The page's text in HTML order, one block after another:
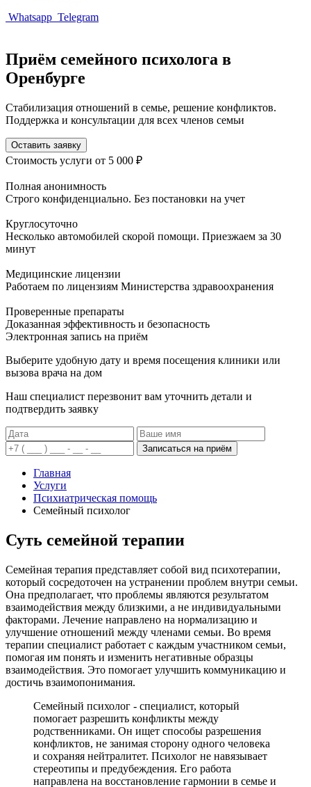
Whatsapp Telegram
Приём семейного психолога в
Оренбурге
Стабилизация отношений в семье, решение конфликтов.
Поддержка и консультации для всех членов семьи
Оставить заявку
Стоимость услуги от 5 000 ₽
Полная анонимность
Строго конфиденциально. Без постановки на учет
Круглосуточно
Несколько автомобилей скорой помощи. Приезжаем за 30
минут
Медицинские лицензии
Работаем по лицензиям Министерства здравоохранения
Проверенные препараты
Доказанная эффективность и безопасность
Электронная запись на приём
Выберите удобную дату и время посещения клиники или
вызова врача на дом
Наш специалист перезвонит вам уточнить детали и
подтвердить заявку
Записаться на приём
Главная
Услуги
Психиатрическая помощь
Семейный психолог
Суть семейной терапии
Семейная терапия представляет собой вид психотерапии,
который сосредоточен на устранении проблем внутри семьи.
Она предполагает, что проблемы являются результатом
взаимодействия между близкими, а не индивидуальными
факторами. Лечение направлено на нормализацию и
улучшение отношений между членами семьи. Во время
терапии специалист работает с каждым участником семьи,
помогая им понять и изменить негативные образцы
взаимодействия. Это помогает улучшить коммуникацию и
достичь взаимопонимания.
Семейный психолог - специалист, который
помогает разрешить конфликты между
родственниками. Он ищет способы разрешения
конфликтов, не занимая сторону одного человека
и сохраняя нейтралитет. Психолог не навязывает
стереотипы и предубеждения. Его работа
направлена на восстановление гармонии в семье и